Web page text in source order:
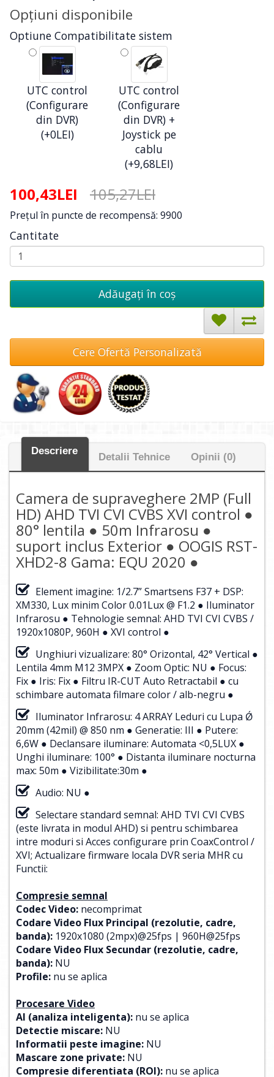
Opţiuni disponibile
Optiune Compatibilitate sistem
UTC control
(Configurare
din DVR)
(+0LEI)
UTC control
(Configurare
din DVR) +
Joystick pe
cablu
(+9,68LEI)
100,43LEI 105,27LEI
Preţul în puncte de recompensă: 9900
Cantitate
Adăugați în coş
Cere Ofertă Personalizată
Descriere
Detalii Tehnice Opinii (0)
Camera de supraveghere 2MP (Full
HD) AHD TVI CVI CVBS XVI control ●
80° lentila ● 50m Infrarosu ●
suport inclus Exterior ● OOGIS RST-
XHD2-8 Gama: EQU 2020 ●
Element imagine: 1/2.7” Smartsens F37 + DSP:
XM330, Lux minim Color 0.01Lux @ F1.2 ● Iluminator
Infrarosu ● Tehnologie semnal: AHD TVI CVI CVBS /
1920x1080P, 960H ● XVI control ●
Unghiuri vizualizare: 80° Orizontal, 42° Vertical ●
Lentila 4mm M12 3MPX ● Zoom Optic: NU ● Focus:
Fix ● Iris: Fix ● Filtru IR-CUT Auto Retractabil ● cu
schimbare automata filmare color / alb-negru ●
Iluminator Infrarosu: 4 ARRAY Leduri cu Lupa Ǿ
20mm (42mil) @ 850 nm ● Generatie: III ● Putere:
6,6W ● Declansare iluminare: Automata <0,5LUX ●
Unghi iluminare: 100° ● Distanta iluminare nocturna
max: 50m ● Vizibilitate:30m ●
Audio: NU ●
Selectare standard semnal: AHD TVI CVI CVBS
(este livrata in modul AHD) si pentru schimbarea
intre moduri si Acces configurare prin CoaxControl /
XVI; Actualizare firmware locala DVR seria MHR cu
Functii:
Compresie semnal
Codec Video: necomprimat
Codare Video Flux Principal (rezolutie, cadre,
banda): 1920x1080 (2mpx)@25fps | 960H@25fps
Codare Video Flux Secundar (rezolutie, cadre,
banda): NU
Profile: nu se aplica
Procesare Video
AI (analiza inteligenta): nu se aplica
Detectie miscare: NU
Informatii peste imagine: NU
Mascare zone private: NU
Compresie diferentiata (ROI): nu se aplica